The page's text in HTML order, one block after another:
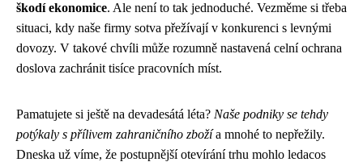
škodí ekonomice. Ale není to tak jednoduché. Vezměme si třeba
situaci, kdy naše firmy sotva přežívají v konkurenci s levnými
dovozy. V takové chvíli může rozumně nastavená celní ochrana
doslova zachránit tisíce pracovních míst.
Pamatujete si ještě na devadesátá léta? Naše podniky se tehdy
potýkaly s přílivem zahraničního zbožía mnohé to nepřežily.
Dneska už víme, že postupnější otevírání trhu mohlo ledacos